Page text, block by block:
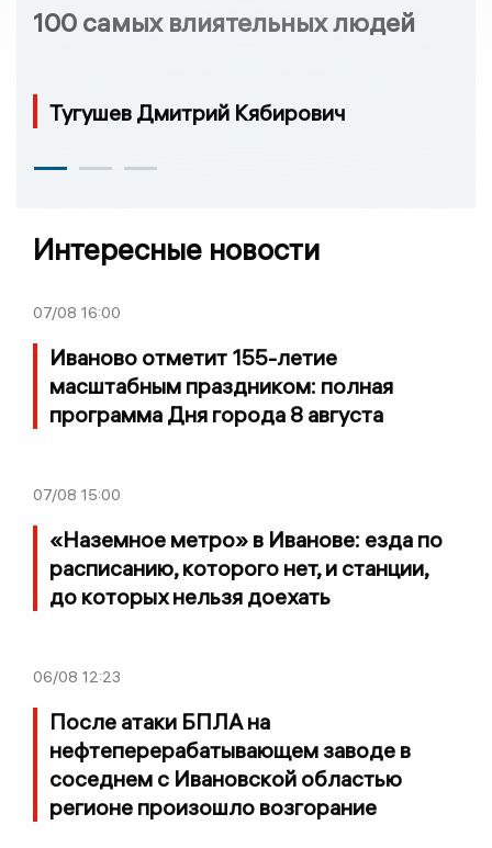
100 самых влиятельных людей
Тугушев Дмитрий Кябирович
Интересные новости
07/08 16:00
Иваново отметит 155-летие
масштабным праздником: полная
программа Дня города 8 августа
07/08 15:00
«Наземное метро» в Иванове: езда по
расписанию, которого нет, и станции,
до которых нельзя доехать
06/08 12:23
После атаки БПЛА на
нефтеперерабатывающем заводе в
соседнем с Ивановской областью
регионе произошло возгорание